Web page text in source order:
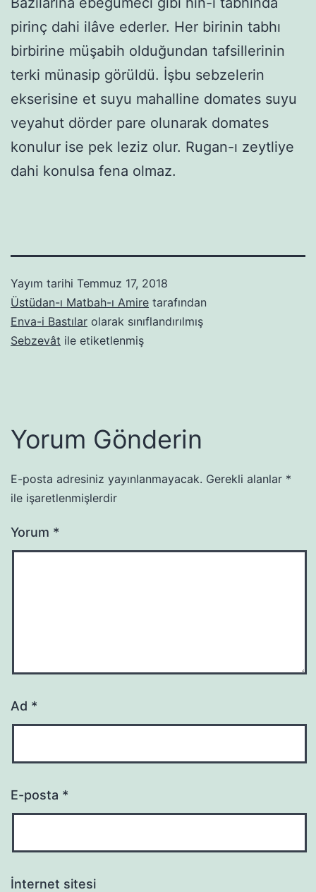
pirinç dahi ilâve ederler. Her birinin tabhı
birbirine müşabih olduğundan tafsillerinin
terki münasip görüldü. İşbu sebzelerin
ekserisine et suyu mahalline domates suyu
veyahut dörder pare olunarak domates
konulur ise pek leziz olur. Rugan-ı zeytliye
dahi konulsa fena olmaz.
Yayım tarihi Temmuz 17, 2018
Üstüdan-ı Matbah-ı Amire tarafından
Enva-i Bastılar olarak sınıflandırılmış
Sebzevât ile etiketlenmiş
Yorum Gönderin
E-posta adresiniz yayınlanmayacak. Gerekli alanlar *
ile işaretlenmişlerdir
Yorum *
Ad *
E-posta *
İnternet sitesi